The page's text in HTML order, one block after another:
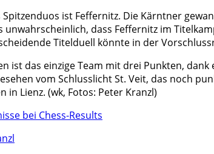
Spitzenduos ist Feffernitz. Die Kärntner
unwahrscheinlich, dass Feffernitz im
Titelduell könnte in der
ist das einzige Team mit drei Punkten,
vom Schlusslicht St. Veit, das noch
in Lienz. (wk, Fotos: Peter Kranzl)
bei Chess-Results